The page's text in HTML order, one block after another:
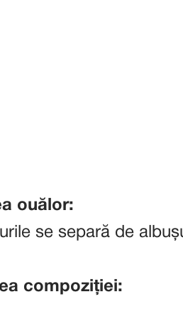
ouălor:
se separă de
compoziției: